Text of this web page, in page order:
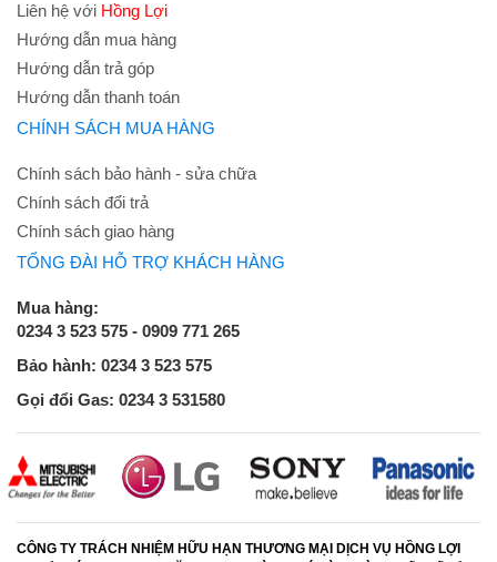
Liên hệ với Hồng Lợi
Hướng dẫn mua hàng
Hướng dẫn trả góp
Hướng dẫn thanh toán
CHÍNH SÁCH MUA HÀNG
Chính sách bảo hành - sửa chữa
Chính sách đổi trả
Chính sách giao hàng
TỔNG ĐÀI HỖ TRỢ KHÁCH HÀNG
Mua hàng:
0234 3 523 575 - 0909 771 265
Bảo hành: 0234 3 523 575
Gọi đổi Gas: 0234 3 531580
CÔNG TY TRÁCH NHIỆM HỮU HẠN THƯƠNG MẠI DỊCH VỤ HỒNG LỢI